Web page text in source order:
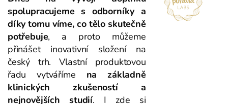
spolupracujeme s odborníky a
díky tomu víme, co tělo skutečně
potřebuje, a proto můžeme
přinášet inovativní složení na
český trh. Vlastní produktovou
řadu vytváříme na základně
klinických zkušeností a
nejnovějších studií. I zde si